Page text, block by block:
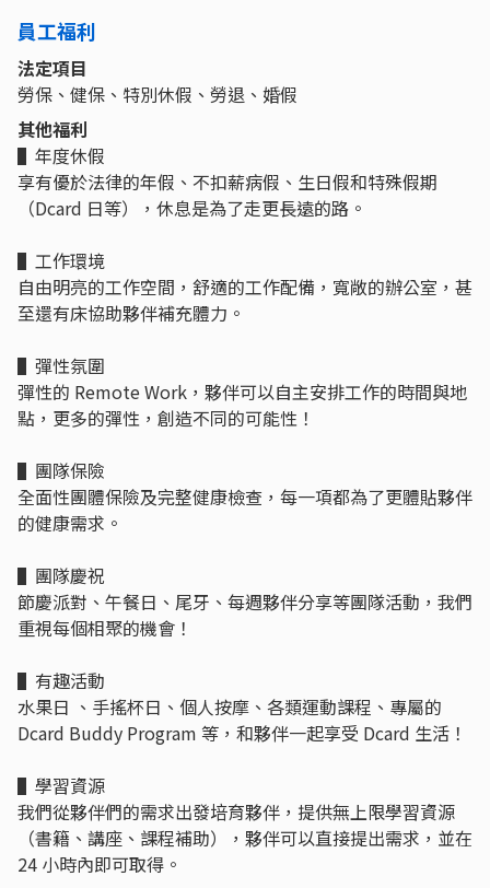
員工福利
法定項目
勞保、健保、特別休假、勞退、婚假
其他福利
▌年度休假
享有優於法律的年假、不扣薪病假、生日假和特殊假期
（Dcard 日等），休息是為了走更長遠的路。
▌工作環境
自由明亮的工作空間，舒適的工作配備，寬敞的辦公室，甚
至還有床協助夥伴補充體力。
▌彈性氛圍
彈性的 Remote Work，夥伴可以自主安排工作的時間與地
點，更多的彈性，創造不同的可能性！
▌團隊保險
全面性團體保險及完整健康檢查，每一項都為了更體貼夥伴
的健康需求。
▌團隊慶祝
節慶派對、午餐日、尾牙、每週夥伴分享等團隊活動，我們
重視每個相聚的機會！
▌有趣活動
水果日 、手搖杯日、個人按摩、各類運動課程、專屬的
Dcard Buddy Program 等，和夥伴一起享受 Dcard 生活！
▌學習資源
我們從夥伴們的需求出發培育夥伴，提供無上限學習資源
（書籍、講座、課程補助），夥伴可以直接提出需求，並在
24 小時內即可取得。